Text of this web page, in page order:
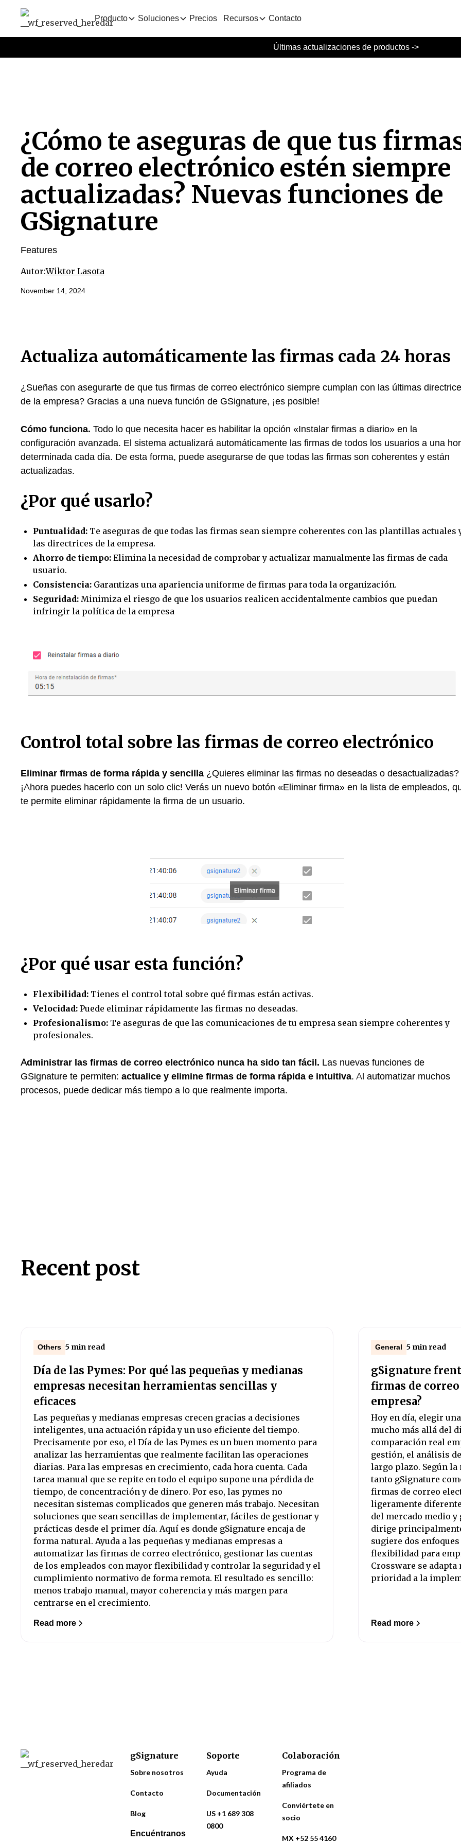
Producto Soluciones Precios Recursos Contacto
Últimas actualizaciones de productos ->
¿Cómo te aseguras de que tus
de correo electrónico estén siempre
actualizadas? Nuevas funciones de
GSignature
Features
Autor:Wiktor Lasota
November 14, 2024
Actualiza automáticamente las firmas cada 24 horas
¿Sueñas con asegurarte de que tus firmas de correo electrónico siempre cumplan con las últimas
de la empresa? Gracias a una nueva función de GSignature, ¡es posible!
Cómo funciona. Todo lo que necesita hacer es habilitar la opción «Instalar firmas a diario» en la
configuración avanzada. El sistema actualizará automáticamente las firmas de todos los usuarios a una
determinada cada día. De esta forma, puede asegurarse de que todas las firmas son coherentes y están
actualizadas.
¿Por qué usarlo?
Puntualidad: Te aseguras de que todas las firmas sean siempre coherentes con las plantillas actuales
las directrices de la empresa.
Ahorro de tiempo: Elimina la necesidad de comprobar y actualizar manualmente las firmas de cada
usuario.
Consistencia: Garantizas una apariencia uniforme de firmas para toda la organización.
Seguridad: Minimiza el riesgo de que los usuarios realicen accidentalmente cambios que puedan
infringir la política de la empresa
Control total sobre las firmas de correo electrónico
Eliminar firmas de forma rápida y sencilla ¿Quieres eliminar las firmas no deseadas o desactualizadas?
¡Ahora puedes hacerlo con un solo clic! Verás un nuevo botón «Eliminar firma» en la lista de empleados,
te permite eliminar rápidamente la firma de un usuario.
¿Por qué usar esta función?
Flexibilidad: Tienes el control total sobre qué firmas están activas.
Velocidad: Puede eliminar rápidamente las firmas no deseadas.
Profesionalismo: Te aseguras de que las comunicaciones de tu empresa sean siempre coherentes y
profesionales.
Administrar las firmas de correo electrónico nunca ha sido tan fácil. Las nuevas funciones de
GSignature te permiten: actualice y elimine firmas de forma rápida e intuitiva. Al automatizar muchos
procesos, puede dedicar más tiempo a lo que realmente importa.
Recent post
Others 5 min read
Día de las Pymes: Por qué las pequeñas y medianas
empresas necesitan herramientas sencillas y
eficaces
Las pequeñas y medianas empresas crecen gracias a decisiones
inteligentes, una actuación rápida y un uso eficiente del tiempo.
Precisamente por eso, el Día de las Pymes es un buen momento para
analizar las herramientas que realmente facilitan las operaciones
diarias. Para las empresas en crecimiento, cada hora cuenta. Cada
tarea manual que se repite en todo el equipo supone una pérdida de
tiempo, de concentración y de dinero. Por eso, las pymes no
necesitan sistemas complicados que generen más trabajo. Necesitan
soluciones que sean sencillas de implementar, fáciles de gestionar y
prácticas desde el primer día. Aquí es donde gSignature encaja de
forma natural. Ayuda a las pequeñas y medianas empresas a
automatizar las firmas de correo electrónico, gestionar las cuentas
de los empleados con mayor flexibilidad y controlar la seguridad y el
cumplimiento normativo de forma remota. El resultado es sencillo:
menos trabajo manual, mayor coherencia y más margen para
centrarse en el crecimiento.
Read more
General 5 min read
gSignature
firmas de
empresa?
Hoy en día, elegir
mucho más allá del
comparación real
gestión, el análisis
largo plazo. Según
tanto gSignature
firmas de correo
ligeramente
del mercado medio y
dirige
sugiere dos
flexibilidad para
Crossware se
prioridad a la
Read more
gSignature
Sobre nosotros
Contacto
Blog
Encuéntranos
Soporte
Ayuda
Documentación
US +1 689 308
0800
Colaboración
Programa de
afiliados
Conviértete en
socio
MX +52 55 4160